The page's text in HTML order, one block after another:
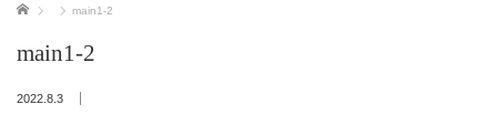
ホーム main1-2
main1-2
2022.8.3